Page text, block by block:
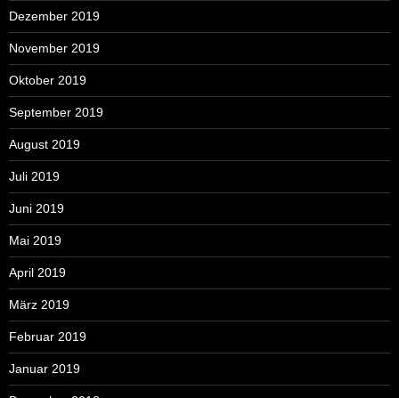
Dezember 2019
November 2019
Oktober 2019
September 2019
August 2019
Juli 2019
Juni 2019
Mai 2019
April 2019
März 2019
Februar 2019
Januar 2019